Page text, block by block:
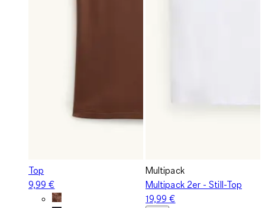
Top
9,99 €
Multipack
Multipack 2er - Still-Top
19,99 €